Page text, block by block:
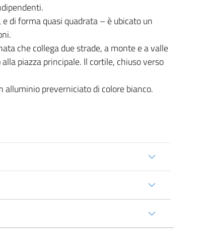
di forma quasi quadrata – è ubicato un
che collega due strade, a monte e a valle
piazza principale. Il cortile, chiuso verso
preverniciato di colore bianco.